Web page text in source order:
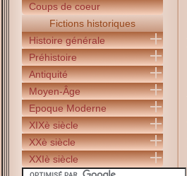
Coups de coeur
Fictions historiques
Histoire générale
Préhistoire
Antiquité
Moyen-Âge
Epoque Moderne
XIXè siècle
XXè siècle
XXIè siècle